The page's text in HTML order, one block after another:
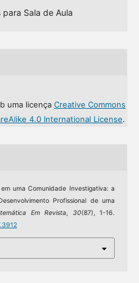
Sala de Aula
uma licença Creative Commons
4.0 International License.
uma Comunidade Investigativa: a
Profissional de uma
Em Revista, 30(87), 1-16.